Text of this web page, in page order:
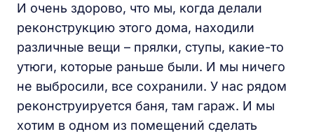
И очень здорово, что мы, когда делали
реконструкцию этого дома, находили
различные вещи – прялки, ступы, какие-то
утюги, которые раньше были. И мы ничего
не выбросили, все сохранили. У нас рядом
реконструируется баня, там гараж. И мы
хотим в одном из помещений сделать